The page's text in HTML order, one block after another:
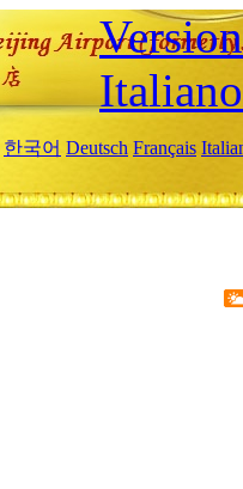
Italiano
한국어 Deutsch Français